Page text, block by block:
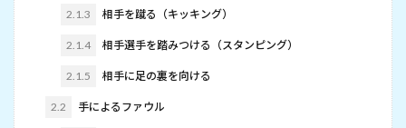
2.1.3 相手を蹴る（キッキング）
2.1.4 相手選手を踏みつける（スタンピング）
2.1.5 相手に足の裏を向ける
2.2 手によるファウル